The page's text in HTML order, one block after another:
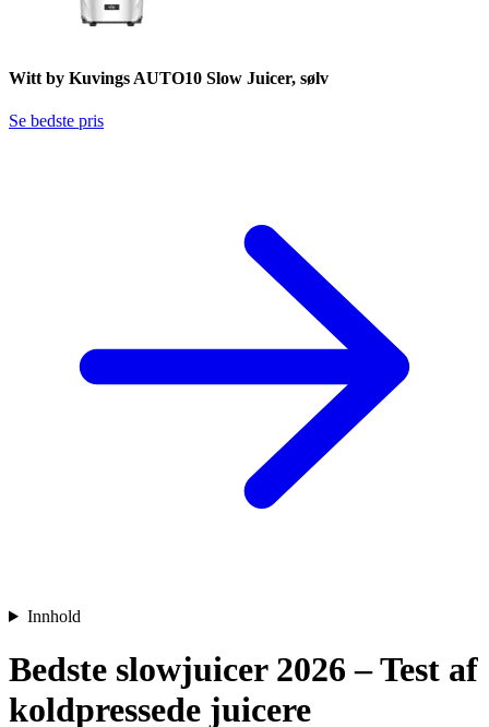
Witt by Kuvings AUTO10 Slow Juicer, sølv
Se bedste pris
Innhold
Bedste slowjuicer 2026 – Test af
koldpressede juicere